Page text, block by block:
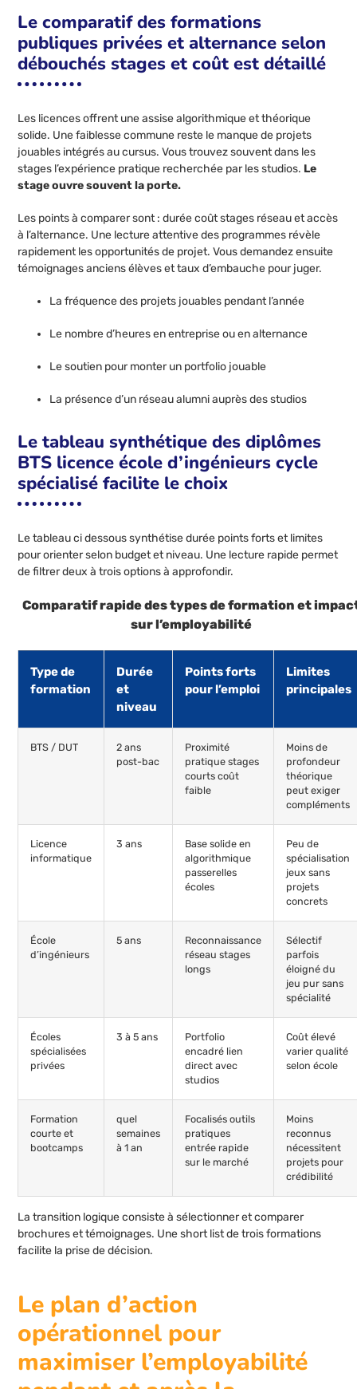
Le comparatif des formations
publiques privées et alternance selon
débouchés stages et coût est détaillé
Les licences offrent une assise algorithmique et théorique
solide. Une faiblesse commune reste le manque de projets
jouables intégrés au cursus. Vous trouvez souvent dans les
stages l’expérience pratique recherchée par les studios. Le
stage ouvre souvent la porte.
Les points à comparer sont : durée coût stages réseau et accès
à l’alternance. Une lecture attentive des programmes révèle
rapidement les opportunités de projet. Vous demandez ensuite
témoignages anciens élèves et taux d’embauche pour juger.
La fréquence des projets jouables pendant l’année
Le nombre d’heures en entreprise ou en alternance
Le soutien pour monter un portfolio jouable
La présence d’un réseau alumni auprès des studios
Le tableau synthétique des diplômes
BTS licence école d’ingénieurs cycle
spécialisé facilite le choix
Le tableau ci dessous synthétise durée points forts et limites
pour orienter selon budget et niveau. Une lecture rapide permet
de filtrer deux à trois options à approfondir.
Comparatif rapide des types de formation et
sur l’employabilité
Type de
formation
Durée
et
niveau
Points forts
pour l’emploi
Limites
principales
BTS / DUT
2 ans
post-bac
Proximité
pratique stages
courts coût
faible
Moins de
profondeur
théorique
peut exiger
compléments
Licence
informatique
3 ans
Base solide en
algorithmique
passerelles
écoles
Peu de
spécialisation
jeux sans
projets
concrets
École
d’ingénieurs
5 ans
Reconnaissance
réseau stages
longs
Sélectif
parfois
éloigné du
jeu pur sans
spécialité
Écoles
spécialisées
privées
3 à 5 ans
Portfolio
encadré lien
direct avec
studios
Coût élevé
varier qualité
selon école
Formation
courte et
bootcamps
quel
semaines
à 1 an
Focalisés outils
pratiques
entrée rapide
sur le marché
Moins
reconnus
nécessitent
projets pour
crédibilité
La transition logique consiste à sélectionner et comparer
brochures et témoignages. Une short list de trois formations
facilite la prise de décision.
Le plan d’action
opérationnel pour
maximiser l’employabilité